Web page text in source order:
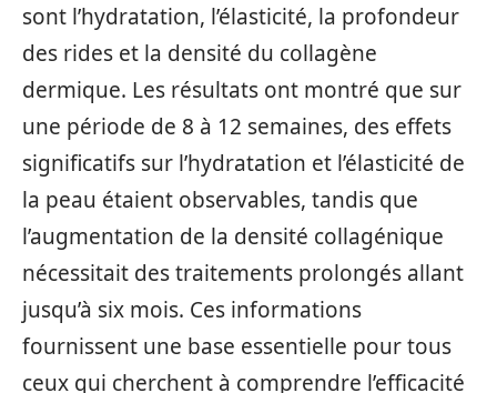
sont l’hydratation, l’élasticité, la profondeur
des rides et la densité du collagène
dermique. Les résultats ont montré que sur
une période de 8 à 12 semaines, des effets
significatifs sur l’hydratation et l’élasticité de
la peau étaient observables, tandis que
l’augmentation de la densité collagénique
nécessitait des traitements prolongés allant
jusqu’à six mois. Ces informations
fournissent une base essentielle pour tous
ceux qui cherchent à comprendre l’efficacité